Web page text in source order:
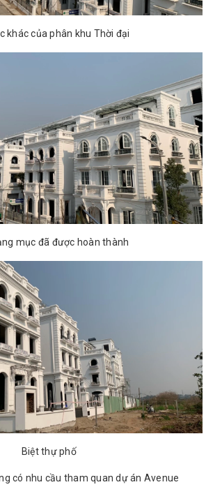
khác của phân khu Thời đại
mục đã được hoàn thành
Biệt thự phố
có nhu cầu tham quan dự án Avenue